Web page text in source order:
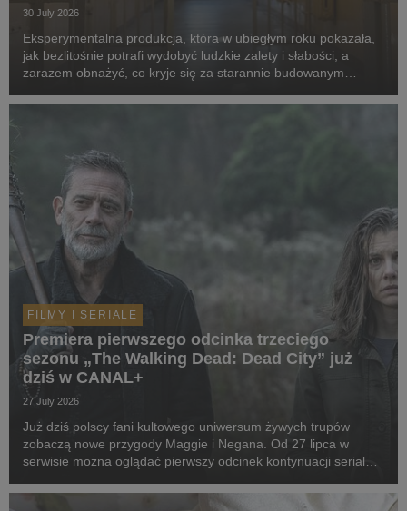
30 July 2026
Eksperymentalna produkcja, która w ubiegłym roku pokazała,
jak bezlitośnie potrafi wydobyć ludzkie zalety i słabości, a
zarazem obnażyć, co kryje się za starannie budowanym
razem za więzienne kraty trafią kobiety. ...
FILMY I SERIALE
Premiera pierwszego odcinka trzeciego
sezonu „The Walking Dead: Dead City” już
dziś w CANAL+
27 July 2026
Już dziś polscy fani kultowego uniwersum żywych trupów
zobaczą nowe przygody Maggie i Negana. Od 27 lipca w
serwisie można oglądać pierwszy odcinek kontynuacji serialu,